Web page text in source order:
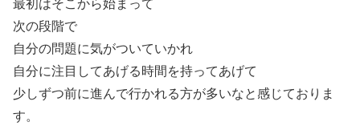
最初はそこから始まって
次の段階で
自分の問題に気がついていかれ
自分に注目してあげる時間を持ってあげて
少しずつ前に進んで行かれる方が多いなと感じておりま
す。